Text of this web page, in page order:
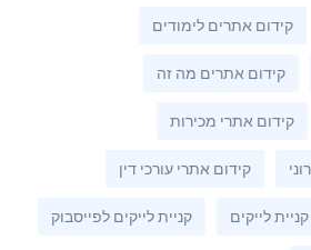
קידום אתרים לימודים
קידום אתרים מה זה
קידום אתרי מכירות
קידום אתרי עורכי דין
קניית לייקים קניית לייקים לפייסבוק